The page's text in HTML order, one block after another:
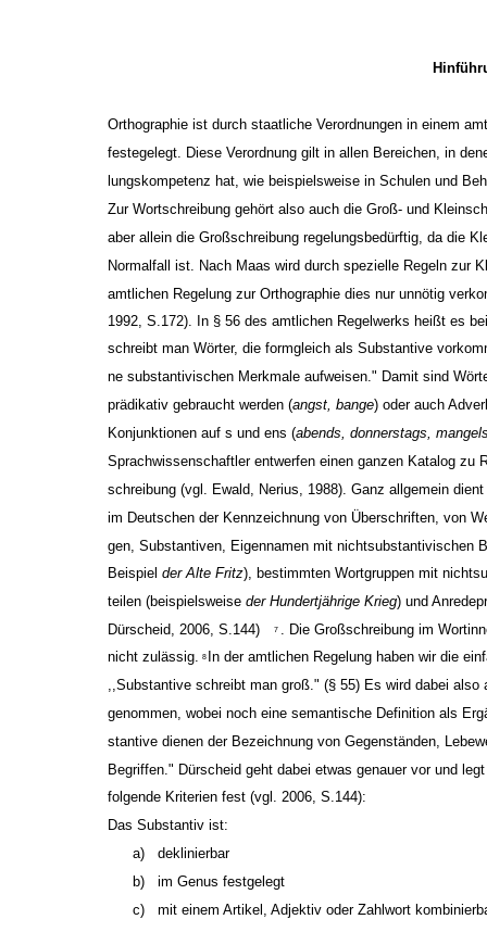
Orthographie ist durch staatliche Verordnungen in einem
festegelegt. Diese Verordnung gilt in allen Bereichen, in
lungskompetenz hat, wie beispielsweise in Schulen und
Zur Wortschreibung gehört also auch die Groß- und
aber allein die Großschreibung regelungsbedürftig, da die
Normalfall ist. Nach Maas wird durch spezielle Regeln zur
amtlichen Regelung zur Orthographie dies nur unnötig
1992, S.172). In § 56 des amtlichen Regelwerks heißt es
schreibt man Wörter, die formgleich als Substantive
ne substantivischen Merkmale aufweisen." Damit sind
prädikativ gebraucht werden (angst, bange) oder auch
Konjunktionen auf ­s und ­ens (abends, donnerstags,
Sprachwissenschaftler entwerfen einen ganzen Katalog zu
schreibung (vgl. Ewald, Nerius, 1988). Ganz allgemein
im Deutschen der Kennzeichnung von Überschriften, von
gen, Substantiven, Eigennamen mit nichtsubstantivischen
Beispielder Alte Fritz), bestimmten Wortgruppen mit
teilen (beispielsweiseder Hundertjährige Krieg) und
Dürscheid, 2006, S.144)
7
. Die Großschreibung im
nicht zulässig. 8 In der amtlichen Regelung haben wir die
,,Substantive schreibt man groß." (§ 55) Es wird dabei also
genommen, wobei noch eine semantische Definition als
stantive dienen der Bezeichnung von Gegenständen,
Begriffen." Dürscheid geht dabei etwas genauer vor und
folgende Kriterien fest (vgl. 2006, S.144):
Das Substantiv ist:
a)
deklinierbar
b)
im Genus festgelegt
c)
mit einem Artikel, Adjektiv oder Zahlwort